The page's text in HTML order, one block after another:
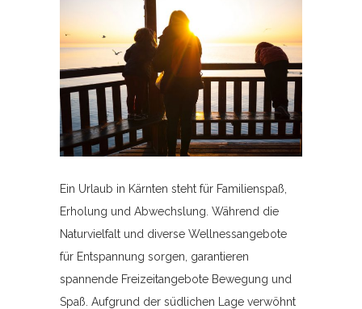
Ein Urlaub in Kärnten steht für Familienspaß,
Erholung und Abwechslung. Während die
Naturvielfalt und diverse Wellnessangebote
für Entspannung sorgen, garantieren
spannende Freizeitangebote Bewegung und
Spaß. Aufgrund der südlichen Lage verwöhnt